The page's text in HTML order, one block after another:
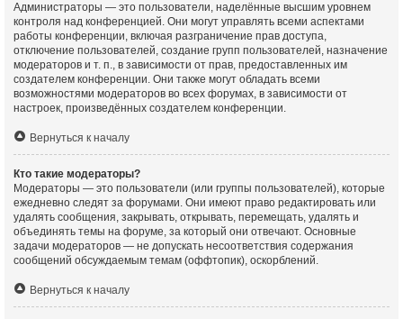
Администраторы — это пользователи, наделённые высшим уровнем
контроля над конференцией. Они могут управлять всеми аспектами
работы конференции, включая разграничение прав доступа,
отключение пользователей, создание групп пользователей, назначение
модераторов и т. п., в зависимости от прав, предоставленных им
создателем конференции. Они также могут обладать всеми
возможностями модераторов во всех форумах, в зависимости от
настроек, произведённых создателем конференции.
Вернуться к началу
Кто такие модераторы?
Модераторы — это пользователи (или группы пользователей), которые
ежедневно следят за форумами. Они имеют право редактировать или
удалять сообщения, закрывать, открывать, перемещать, удалять и
объединять темы на форуме, за который они отвечают. Основные
задачи модераторов — не допускать несоответствия содержания
сообщений обсуждаемым темам (оффтопик), оскорблений.
Вернуться к началу